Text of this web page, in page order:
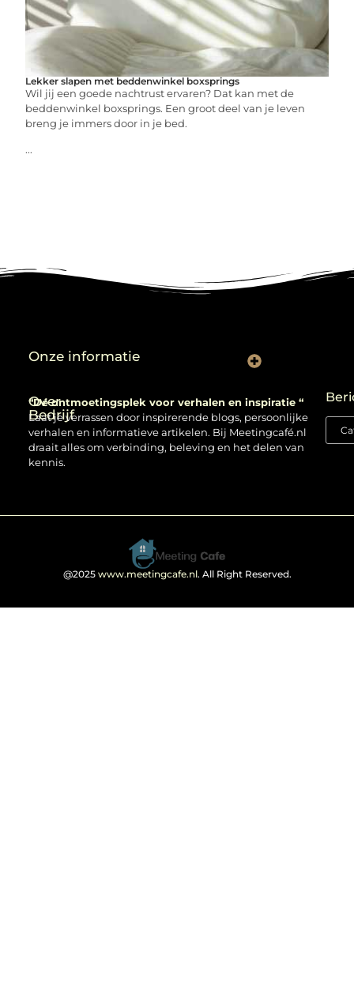
Lekker slapen met beddenwinkel boxsprings
Wil jij een goede nachtrust ervaren? Dat kan met de
beddenwinkel boxsprings. Een groot deel van je leven
breng je immers door in je bed.
...
Over
Bedrijf
“Dé ontmoetingsplek voor verhalen en inspiratie “
Laat je verrassen door inspirerende blogs, persoonlijke
verhalen en informatieve artikelen. Bij Meetingcafé.nl
draait alles om verbinding, beleving en het delen van
kennis.
Onze informatie
@2025 www.meetingcafe.nl. All Right Reserved.